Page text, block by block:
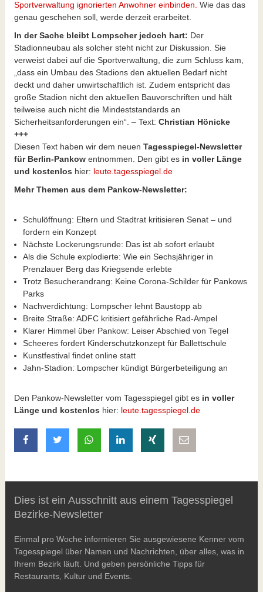
Sportverwaltung ignorierten Anwohner einbinden. Wie das das
genau geschehen soll, werde derzeit erarbeitet.
In der Sache bleibt Lompscher jedoch hart: Der
Stadionneubau als solcher steht nicht zur Diskussion. Sie
verweist dabei auf die Sportverwaltung, die zum Schluss kam,
„dass ein Umbau des Stadions den aktuellen Bedarf nicht
deckt und daher unwirtschaftlich ist. Zudem entspricht das
große Stadion nicht den aktuellen Bauvorschriften und hält
teilweise auch nicht die Mindeststandards an
Sicherheitsanforderungen ein“. – Text: Christian Hönicke
+++
Diesen Text haben wir dem neuen Tagesspiegel-Newsletter
für Berlin-Pankowentnommen. Den gibt esin voller Länge
und kostenlos hier: leute.tagesspiegel.de
Mehr Themen aus dem Pankow-Newsletter:
Schulöffnung: Eltern und Stadtrat kritisieren Senat – und
fordern ein Konzept
Nächste Lockerungsrunde: Das ist ab sofort erlaubt
Als die Schule explodierte: Wie ein Sechsjähriger in
Prenzlauer Berg das Kriegsende erlebte
Trotz Besucherandrang: Keine Corona-Schilder für Pankows
Parks
Nachverdichtung: Lompscher lehnt Baustopp ab
Breite Straße: ADFC kritisiert gefährliche Rad-Ampel
Klarer Himmel über Pankow: Leiser Abschied von Tegel
Scheeres fordert Kinderschutzkonzept für Ballettschule
Kunstfestival findet online statt
Jahn-Stadion: Lompscher kündigt Bürgerbeteiligung an
Den Pankow-Newsletter vom Tagesspiegel gibt esin voller
Länge und kostenlos hier: leute.tagesspiegel.de
auf Facebook teilen
auf Twitter teilenmit Whatsapp teilen
auf LinkedIn teilen
auf Xing teilen
Dies ist ein Ausschnitt aus einem Tagesspiegel
Bezirke-Newsletter
Einmal pro Woche informieren Sie ausgewiesene Kenner vom
Tagesspiegel über Namen und Nachrichten, über alles, was in
Ihrem Bezirk läuft. Und geben persönliche Tipps für
Restaurants, Kultur und Events.